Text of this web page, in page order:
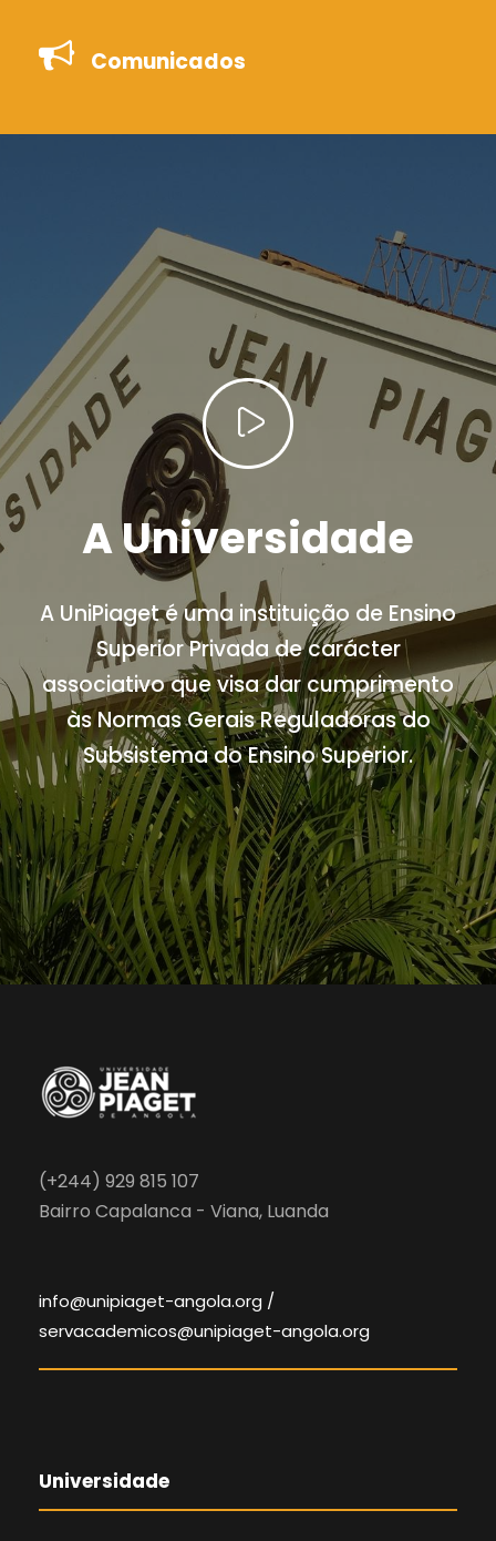
Comunicados
A Universidade
A UniPiaget é uma instituição de Ensino
Superior Privada de carácter
associativo que visa dar cumprimento
às Normas Gerais Reguladoras do
Subsistema do Ensino Superior.
(+244) 929 815 107
Bairro Capalanca - Viana, Luanda
info@unipiaget-angola.org /
servacademicos@unipiaget-angola.org
Universidade